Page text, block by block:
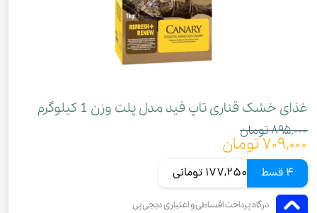
غذای خشک قناری تاپ فید مدل پلت وزن 1 کیلوگرم
۸۹۵,۰۰۰ تومان
۷۰۹,۰۰۰ تومان
4 قسط 177,250 تومانی